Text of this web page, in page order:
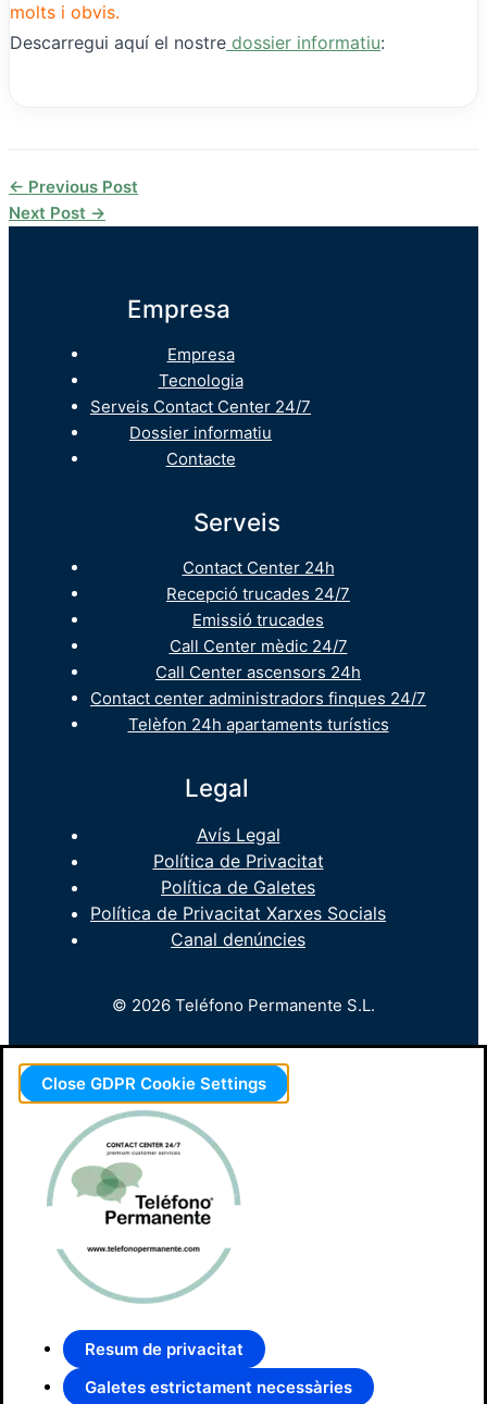
molts i obvis.
Descarregui aquí el nostre dossier informatiu:
← Previous Post
Next Post →
Empresa
Empresa
Tecnologia
Serveis Contact Center 24/7
Dossier informatiu
Contacte
Serveis
Contact Center 24h
Recepció trucades 24/7
Emissió trucades
Call Center mèdic 24/7
Call Center ascensors 24h
Contact center administradors finques 24/7
Telèfon 24h apartaments turístics
Legal
Avís Legal
Política de Privacitat
Política de Galetes
Política de Privacitat Xarxes Socials
Canal denúncies
© 2026 Teléfono Permanente S.L.
Close GDPR Cookie Settings
Resum de privacitat
Galetes estrictament necessàries